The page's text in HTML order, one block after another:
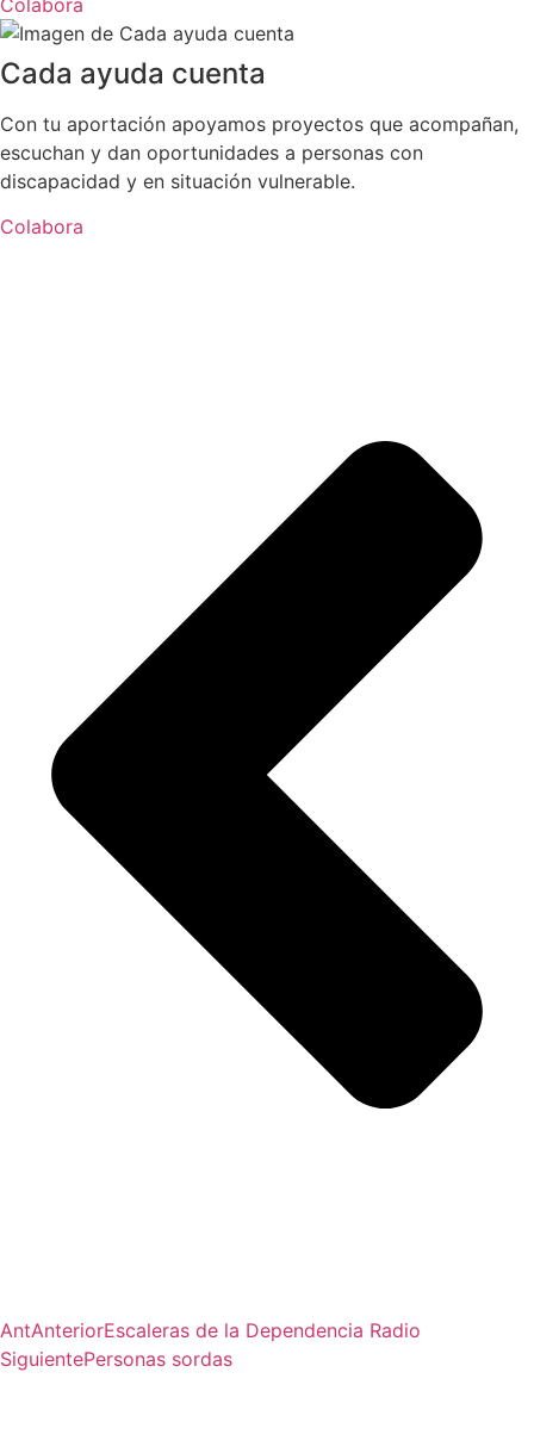
Cada ayuda cuenta
Con tu aportación apoyamos proyectos que acompañan,
escuchan y dan oportunidades a personas con
discapacidad y en situación vulnerable.
Colabora
AntAnteriorEscaleras de la Dependencia Radio
SiguientePersonas sordas